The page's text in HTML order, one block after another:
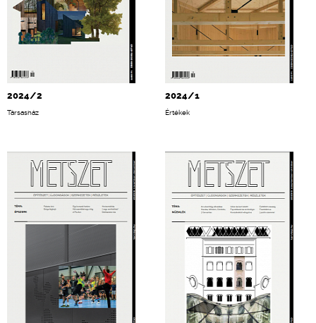
2024/2
Társasház
2024/1
Értékek